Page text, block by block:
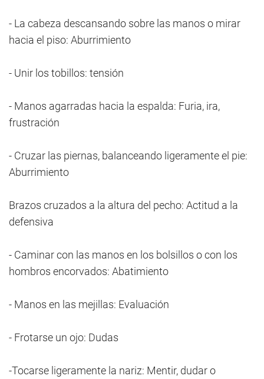
- La cabeza descansando sobre las manos o mirar
hacia el piso: Aburrimiento
- Unir los tobillos: tensión
- Manos agarradas hacia la espalda: Furia, ira,
frustración
- Cruzar las piernas, balanceando ligeramente el pie:
Aburrimiento
Brazos cruzados a la altura del pecho: Actitud a la
defensiva
- Caminar con las manos en los bolsillos o con los
hombros encorvados: Abatimiento
- Manos en las mejillas: Evaluación
- Frotarse un ojo: Dudas
-Tocarse ligeramente la nariz: Mentir, dudar o